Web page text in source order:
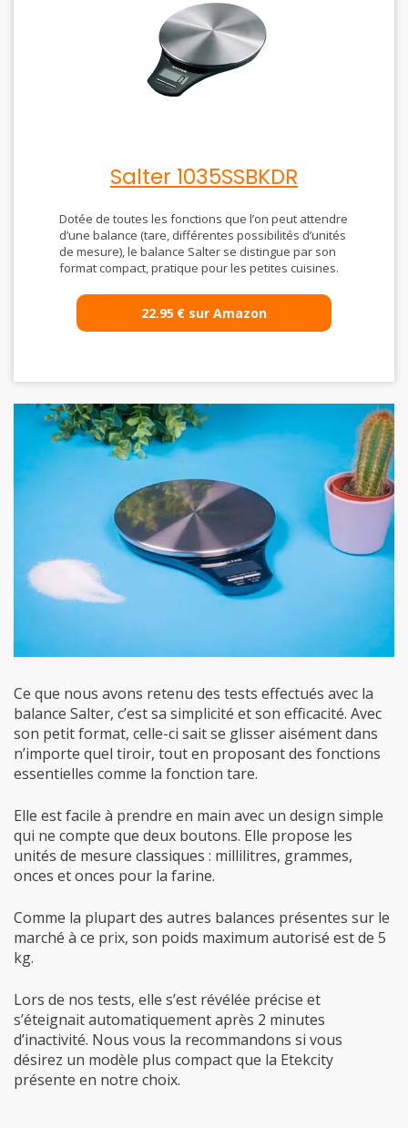
Salter 1035SSBKDR
Dotée de toutes les fonctions que l’on peut attendre
d’une balance (tare, différentes possibilités d’unités
de mesure), le balance Salter se distingue par son
format compact, pratique pour les petites cuisines.
22.95 € sur Amazon
Ce que nous avons retenu des tests effectués avec la
balance Salter, c’est sa simplicité et son efficacité. Avec
son petit format, celle-ci sait se glisser aisément dans
n’importe quel tiroir, tout en proposant des fonctions
essentielles comme la fonction tare.
Elle est facile à prendre en main avec un design simple
qui ne compte que deux boutons. Elle propose les
unités de mesure classiques : millilitres, grammes,
onces et onces pour la farine.
Comme la plupart des autres balances présentes sur le
marché à ce prix, son poids maximum autorisé est de 5
kg.
Lors de nos tests, elle s’est révélée précise et
s’éteignait automatiquement après 2 minutes
d’inactivité. Nous vous la recommandons si vous
désirez un modèle plus compact que la Etekcity
présente en notre choix.